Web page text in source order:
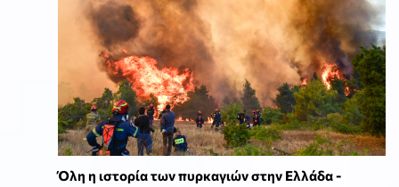
Όλη η ιστορία των πυρκαγιών στην Ελλάδα -